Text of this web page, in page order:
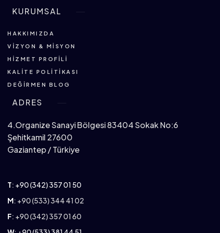
KURUMSAL
HAKKIMIZDA
VIZYON & MISYON
HIZMET PROFILI
KALITE POLITIKASI
DEĞIRMEN BLOG
ADRES
4.Organize Sanayi Bölgesi 83404 Sokak No:6
Şehitkamil 27600
Gaziantep / Türkiye
T: +90 (342) 357 01 50
M: +90 (533) 344 41 02
F: +90 (342) 357 01 60